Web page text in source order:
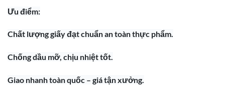
Ưu điểm:
Chất lượng giấy đạt chuẩn an toàn thực phẩm.
Chống dầu mỡ, chịu nhiệt tốt.
Giao nhanh toàn quốc – giá tận xưởng.